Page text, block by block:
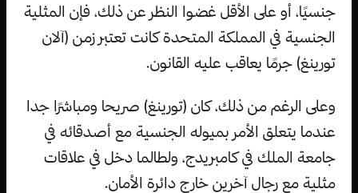
جنسيًا، أو على الأقل غضوا النظر عن ذلك، فإن المثلية
الجنسية في المملكة المتحدة كانت تعتبر زمن (آلان
تورينغ) جرمًا يعاقب عليه القانون.
وعلى الرغم من ذلك، كان (تورينغ) صريحا ومباشرًا جدا
عندما يتعلق الأمر بميوله الجنسية مع أصدقائه في
جامعة الملك في كامبريدج، ولطالما دخل في علاقات
مثلية مع رجال آخرين خارج دائرة الأمان.